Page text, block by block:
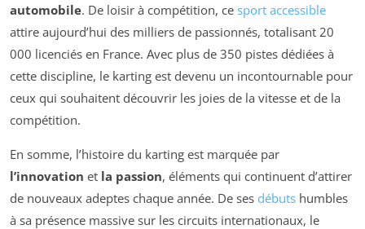
automobile. De loisir à compétition, ce sport accessible
attire aujourd’hui des milliers de passionnés, totalisant 20
000 licenciés en France. Avec plus de 350 pistes dédiées à
cette discipline, le karting est devenu un incontournable pour
ceux qui souhaitent découvrir les joies de la vitesse et de la
compétition.
En somme, l’histoire du karting est marquée par
l’innovation et la passion, éléments qui continuent d’attirer
de nouveaux adeptes chaque année. De ses débuts humbles
à sa présence massive sur les circuits internationaux, le